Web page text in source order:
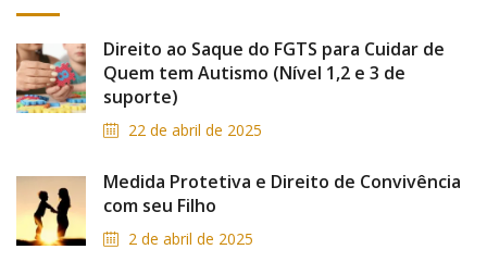
Direito ao Saque do FGTS para Cuidar de
Quem tem Autismo (Nível 1,2 e 3 de
suporte)
22 de abril de 2025
Medida Protetiva e Direito de Convivência
com seu Filho
2 de abril de 2025